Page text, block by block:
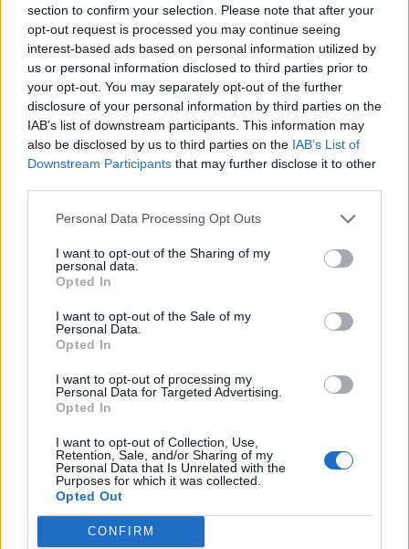
section to confirm your selection. Please note that after your
opt-out request is processed you may continue seeing
interest-based ads based on personal information utilized by
us or personal information disclosed to third parties prior to
your opt-out. You may separately opt-out of the further
disclosure of your personal information by third parties on the
IAB’s list of downstream participants. This information may
also be disclosed by us to third parties on the IAB’s List of
Downstream Participants that may further disclose it to other
Personal Data Processing Opt Outs
I want to opt-out of the Sharing of my
personal data.
Opted In
I want to opt-out of the Sale of my
Personal Data.
Opted In
I want to opt-out of processing my
Personal Data for Targeted Advertising.
Opted In
I want to opt-out of Collection, Use,
Retention, Sale, and/or Sharing of my
Personal Data that Is Unrelated with the
Purposes for which it was collected.
Opted Out
CONFIRM
1 - 2%
Squalificato 0 - 0%
Infortunato 0 - 0
Inutilizzato 37 - 97 %
Scarica riepilogo
stagionale
Giornata Entrato Bonus/Malus
FIO 1-0 CHI
CHI 1-1 LAZ
UDI 1-2 CHI
2-1 SAS